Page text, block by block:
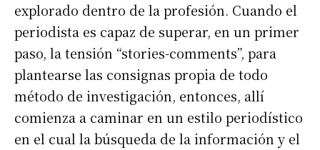
explorado dentro de la profesión. Cuando el
periodista es capaz de superar, en un primer
paso, la tensión “stories-comments”, para
plantearse las consignas propia de todo
método de investigación, entonces, allí
comienza a caminar en un estilo periodístico
en el cual la búsqueda de la información y el